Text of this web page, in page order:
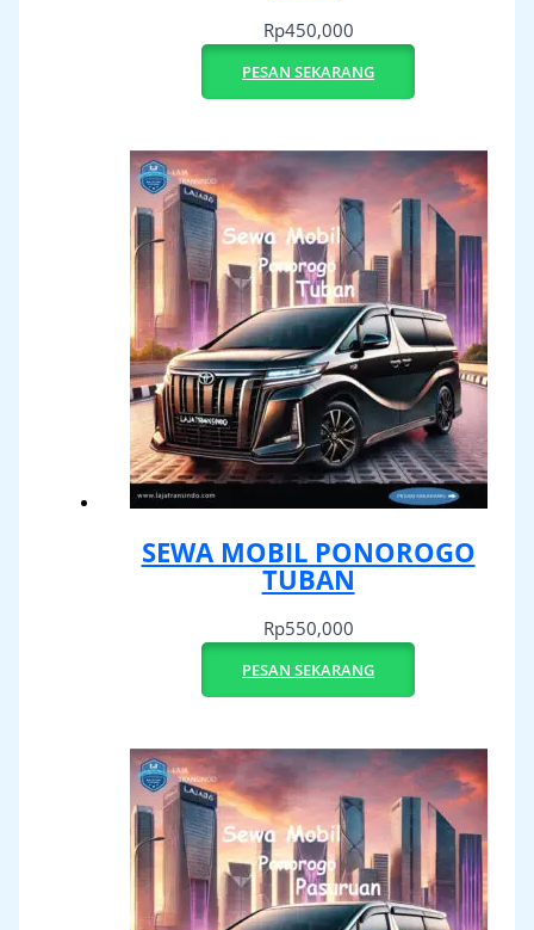
Rp450,000
PESAN SEKARANG
SEWA MOBIL PONOROGO
TUBAN
Rp550,000
PESAN SEKARANG